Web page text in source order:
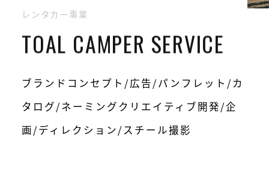
レンタカー事業
TOAL CAMPER SERVICE
ブランドコンセプト/広告/パンフレット/カ
タログ/ネーミングクリエイティブ開発/企
画/ディレクション/スチール撮影